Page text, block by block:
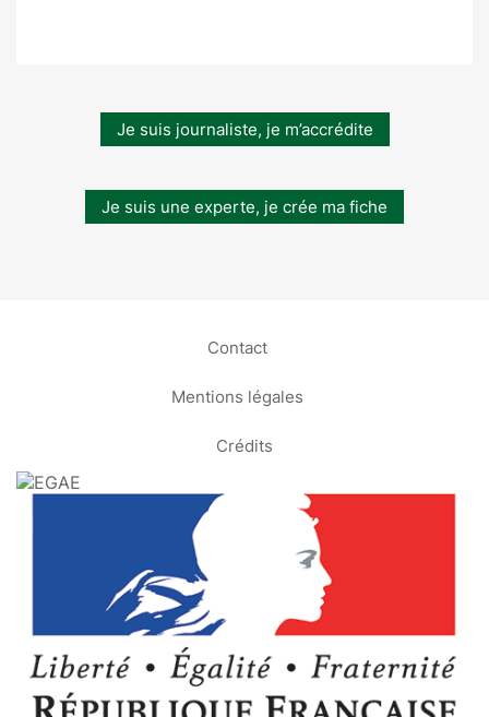
Je suis journaliste, je m’accrédite
Je suis une experte, je crée ma fiche
Contact
Mentions légales
Crédits